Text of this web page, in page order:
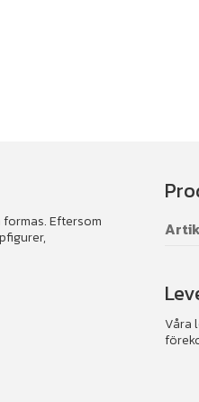
Eftersom
Våra